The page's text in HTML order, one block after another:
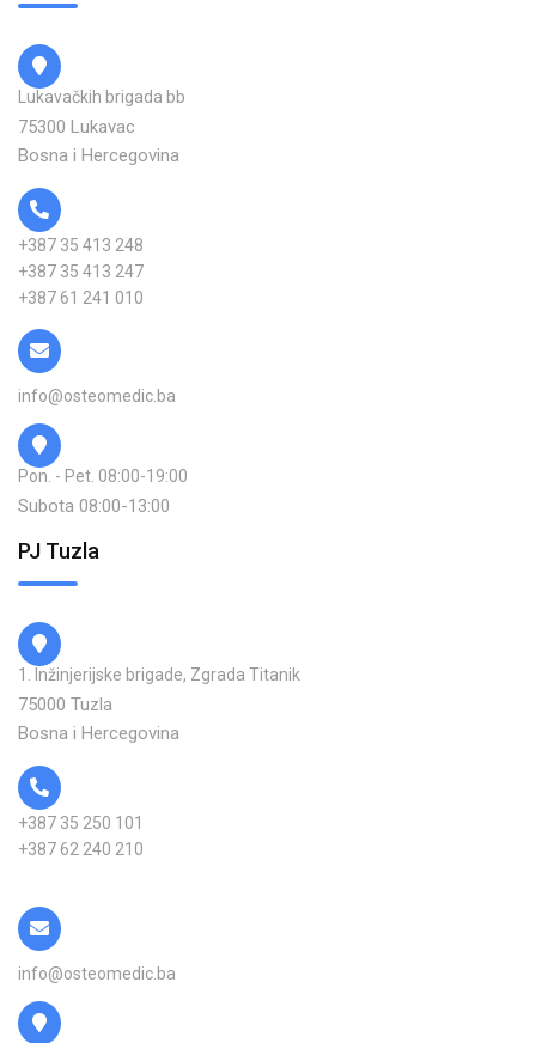
Lukavačkih brigada bb
75300 Lukavac
Bosna i Hercegovina
+387 35 413 248
+387 35 413 247
+387 61 241 010
info@osteomedic.ba
Pon. - Pet. 08:00-19:00
Subota 08:00-13:00
PJ Tuzla
1. Inžinjerijske brigade, Zgrada Titanik
75000 Tuzla
Bosna i Hercegovina
+387 35 250 101
+387 62 240 210
info@osteomedic.ba